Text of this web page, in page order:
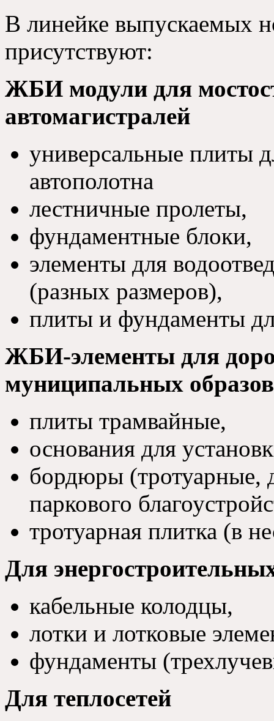
В линейке выпускаемых
присутствуют:
ЖБИ модули для
автомагистралей
универсальные плиты
автополотна
лестничные пролеты,
фундаментные блоки,
элементы для
(разных размеров),
плиты и фундаменты
ЖБИ-элементы для
муниципальных
плиты трамвайные,
основания для
бордюры (тротуарные,
паркового
тротуарная плитка (в
Для
кабельные колодцы,
лотки и лотковые
фундаменты
Для теплосетей